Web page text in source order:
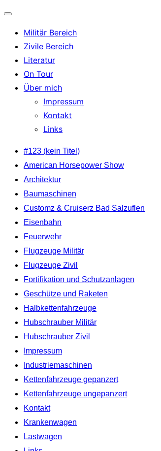
umschalten
Militär Bereich
Zivile Bereich
Literatur
On Tour
Über mich
Impressum
Kontakt
Links
Zum
Inhalt
springen
#123 (kein Titel)
American Horsepower Show
Architektur
Baumaschinen
Customz & Cruiserz Bad Salzuflen
Eisenbahn
Feuerwehr
Flugzeuge Militär
Flugzeuge Zivil
Fortifikation und Schutzanlagen
Geschütze und Raketen
Halbkettenfahrzeuge
Hubschrauber Militär
Hubschrauber Zivil
Impressum
Industriemaschinen
Kettenfahrzeuge gepanzert
Kettenfahrzeuge ungepanzert
Kontakt
Krankenwagen
Lastwagen